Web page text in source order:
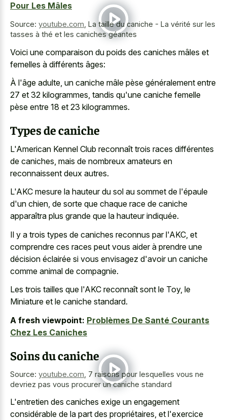
Pour Les Mâles
Source: youtube.com La taille du caniche - La vérité sur les
tasses à thé et les caniches géantes
Voici une comparaison du poids des caniches mâles et
femelles à différents âges:
À l'âge adulte, un caniche mâle pèse généralement entre
27 et 32 kilogrammes, tandis qu'une caniche femelle
pèse entre 18 et 23 kilogrammes.
Types de caniche
L'American Kennel Club reconnaît trois races différentes
de caniches, mais de nombreux amateurs en
reconnaissent deux autres.
L'AKC mesure la hauteur du sol au sommet de l'épaule
d'un chien, de sorte que chaque race de caniche
apparaîtra plus grande que la hauteur indiquée.
Il y a trois types de caniches reconnus par l'AKC, et
comprendre ces races peut vous aider à prendre une
décision éclairée si vous envisagez d'avoir un caniche
comme animal de compagnie.
Les trois tailles que l'AKC reconnaît sont le Toy, le
Miniature et le caniche standard.
A fresh viewpoint: Problèmes De Santé Courants
Chez Les Caniches
Soins du caniche
Source: youtube.com 7 raisons pour lesquelles vous ne
devriez pas vous procurer un caniche standard
L'entretien des caniches exige un engagement
considérable de la part des propriétaires, et l'exercice